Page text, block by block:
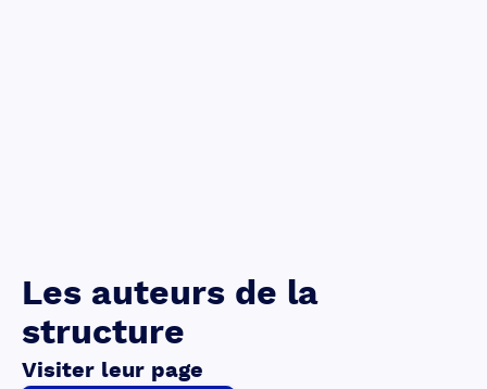
Les auteurs de la
structure
Visiter leur page